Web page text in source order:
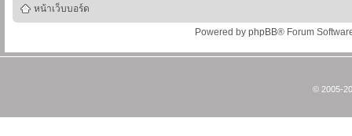
หน้าเว็บบอร์ด
Powered by phpBB® Forum
© 2005-